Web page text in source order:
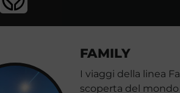
FAMILY
I viaggi della linea
scoperta del